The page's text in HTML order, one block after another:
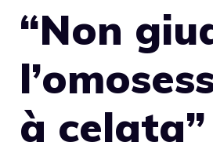
“Non
à celata”